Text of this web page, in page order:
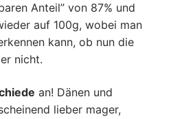
Anteil” von 87% und
auf 100g, wobei man
kann, ob nun die
nicht.
an! Dänen und
lieber mager,